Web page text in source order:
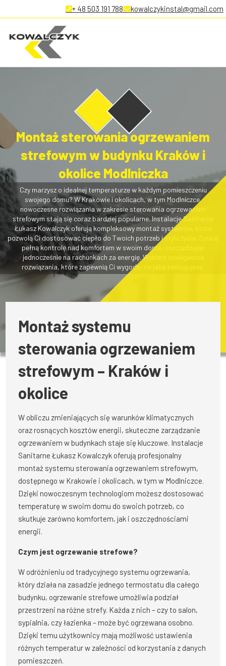
+ 48 503 191 788 kowalczykinstal@gmail.com
Montaż sterowania ogrzewaniem
strefowym w budynku Kraków i
okolice Modlniczka
Czy marzysz o idealnej temperaturze w każdym pomieszczeniu
swojego domu? W Krakowie i okolicach, w tym Modlniczce,
nowoczesne rozwiązania w zakresie sterowania ogrzewaniem
strefowym stają się coraz bardziej popularne. Instalacje Sanitarne
Łukasz Kowalczyk oferują kompleksowy montaż systemów, które
pozwolą Ci dostosować ciepło do Twoich potrzeb i stylu życia. Zyskaj
pełną kontrolę nad komfortem w swoim domu, oszczędzając
jednocześnie na rachunkach za energię. Wybierz inteligentne
rozwiązania, które zapewnią Ci wygodę, na jaką zasługujesz.
Montaż systemu
sterowania ogrzewaniem
strefowym – Kraków i
okolice
W obliczu zmieniających się warunków klimatycznych
oraz rosnących kosztów energii, skuteczne zarządzanie
ogrzewaniem w budynkach staje się kluczowe. Instalacje
Sanitarne Łukasz Kowalczyk oferują profesjonalny
montaż systemu sterowania ogrzewaniem strefowym,
dostępnego w Krakowie i okolicach, w tym w Modlniczce.
Dzięki nowoczesnym technologiom możesz dostosować
temperaturę w swoim domu do swoich potrzeb, co
skutkuje zarówno komfortem, jak i oszczędnościami
energii.
Czym jest ogrzewanie strefowe?
W odróżnieniu od tradycyjnego systemu ogrzewania,
który działa na zasadzie jednego termostatu dla całego
budynku, ogrzewanie strefowe umożliwia podział
przestrzeni na różne strefy. Każda z nich – czy to salon,
sypialnia, czy łazienka – może być ogrzewana osobno.
Dzięki temu użytkownicy mają możliwość ustawienia
różnych temperatur w zależności od korzystania z danych
pomieszczeń.